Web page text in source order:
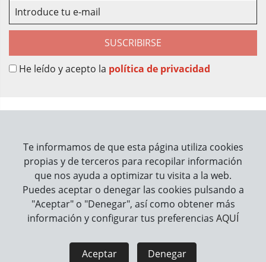
SUSCRIBIRSE
He leído y acepto la política de privacidad
Información
Cómo trabajamos
Información legal
Política de Privacidad
Te informamos de que esta página utiliza cookies
propias y de terceros para recopilar información
que nos ayuda a optimizar tu visita a la web.
Puedes aceptar o denegar las cookies pulsando a
"Aceptar" o "Denegar", así como obtener más
información y configurar tus preferencias AQUÍ
Aceptar Denegar